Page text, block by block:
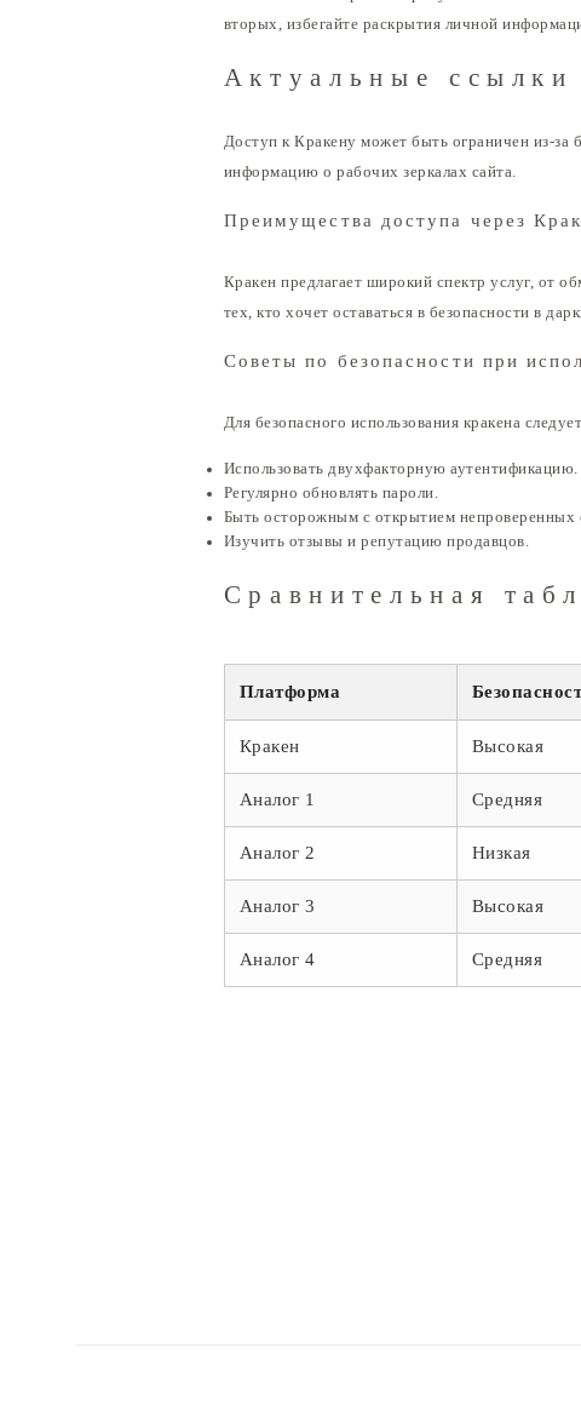
вторых, избегайте раскрытия личной
Актуальные
Доступ к Кракену может быть ограничен из-
информацию о рабочих зеркалах сайта.
Преимущества доступа через
Кракен предлагает широкий спектр услуг, от
тех, кто хочет оставаться в безопасности в
Советы по безопасности при
Для безопасного использования кракена
Использовать двухфакторную аутентификацию.
Регулярно обновлять пароли.
Быть осторожным с открытием непроверенных
Изучить отзывы и репутацию продавцов.
Сравнительная
Платформа
Кракен Высокая
Аналог 1 Средняя
Аналог 2 Низкая
Аналог 3 Высокая
Аналог 4 Средняя